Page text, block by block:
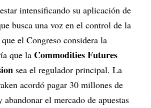
intensificando su aplicación de
busca una voz en el control de la
el Congreso considera la
que la Commodities Futures
sea el regulador principal. La
acordó pagar 30 millones de
el mercado de apuestas